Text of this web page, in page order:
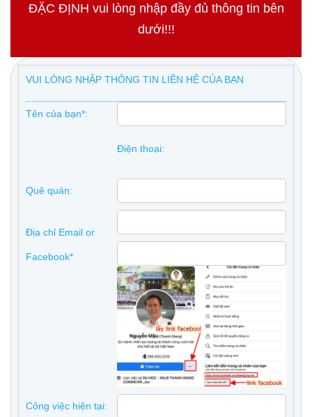
ĐẶC ĐỊNH vui lòng nhập đầy đủ thông tin bên
dưới!!!
VUI LÒNG NHẬP THÔNG TIN LIÊN HỆ CỦA BẠN
Tên của bạn*:
Điện thoại:
Quê quán:
Địa chỉ Email or
Facebook*
Công việc hiện tại: